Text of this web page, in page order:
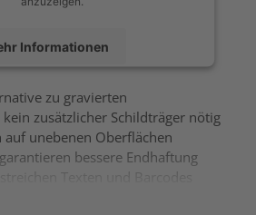
Informationen
Akzeptieren
Consent Management Platform
zu gravierten
zusätzlicher Schildträger nötig
unebenen Oberflächen
bessere Endhaftung